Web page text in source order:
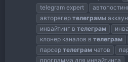
telegram expert
авторегер телеграмм
инвайтинг в телеграм
клонер каналов в телеграм
парсер телеграм чатов
программа для инвайтинга